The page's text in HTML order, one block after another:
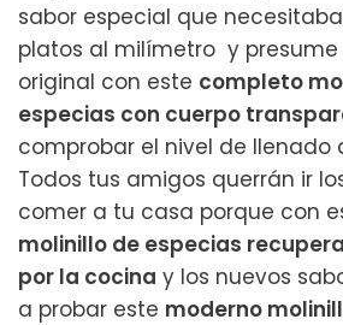
sabor especial que
platos al milímetro y presume
original con este completo
especias con cuerpo
comprobar el nivel de llenado
Todos tus amigos querrán ir
comer a tu casa porque con
molinillo de especias
por la cocina y los nuevos
a probar este moderno